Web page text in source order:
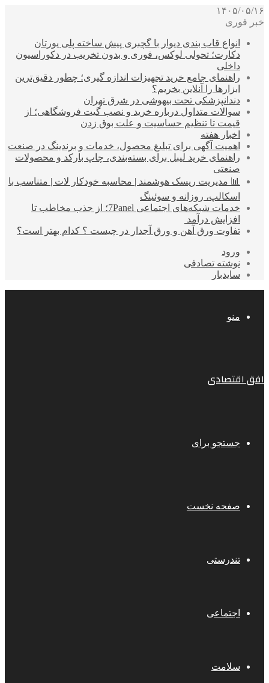
۱۴۰۵/۰۵/۱۶
خبر فوری
انواع قاب بندی دیوار با گچبری پیش ساخته پلی یورتان
دکارت؛ تحولی لوکس، فوری و بدون تخریب در دکوراسیون
داخلی
راهنمای جامع خرید تجهیزات اندازه گیری؛ چطور دقیق‌ترین
ابزارها را آنلاین بخریم؟
دندانپزشکی تحت بیهوشی در شرق تهران
سوالات متداول درباره خرید و نصب گیت فروشگاهی؛ از
قیمت تا تنظیم حساسیت و علت بوق زدن
اخبار هفته
اهمیت آگهی برای تبلیغ محصول، خدمات و برندینگ در صنعت
راهنمای خرید لیبل برای بسته‌بندی، چاپ بارکد و محصولات
صنعتی
📊 مدیریت ریسک هوشمند | محاسبه خودکار لات | متناسب با
اسکالپ، روزانه و سوئینگ
خدمات شبکه‌های اجتماعی 7Panel؛ از جذب مخاطب تا
افزایش درآمد
تفاوت ورق آهن و ورق آجدار در چیست ؟ کدام بهتر است؟
ورود
نوشته تصادفی
سایدبار
منو
افق اقتصادی
جستجو برای
صفحه نخست
تندرستی
اجتماعی
سلامت